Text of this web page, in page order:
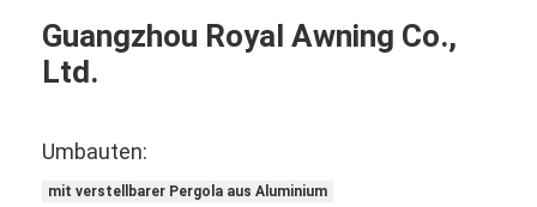
Guangzhou Royal Awning Co.,
Ltd.
Umbauten:
mit verstellbarer Pergola aus Aluminium